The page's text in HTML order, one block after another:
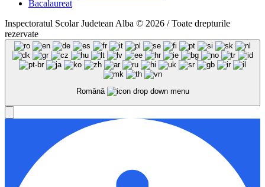
Bacalaureat
Inspectoratul Scolar Judetean Alba © 2026 / Toate drepturile
rezervate
Română